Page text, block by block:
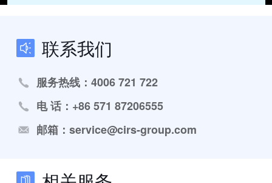
联系我们
服务热线：4006 721 722
电 话：+86 571 87206555
邮箱：service@cirs-group.com